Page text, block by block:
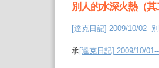
別人的水深火熱（其
[達克日記] 2009/10/02--
承[達克日記] 2009/10/